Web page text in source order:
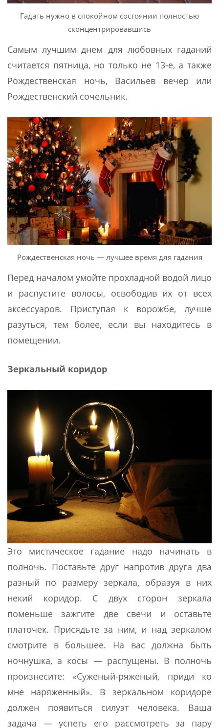
Гадать нужно в спокойном состоянии полностью
сконцентрировавшись
Самым лучшим днем для любовных гаданий
считается пятница, но только не 13-е, а также
Рождественская ночь, Васильев вечер или
Рождественский сочельник.
Рождественская ночь — лучшее время для гадания
Перед началом умойте прохладной водой лицо
и распустите волосы, освободив их от всех
аксессуаров. Приступая к ворожбе, лучше
разуться, тем более, если вы находитесь в
помещении.
Зеркальный коридор
Это мистическое гадание надо начинать в
полночь. Поставьте друг напротив друга два
разный по размеру зеркала, образуя в них
некий коридор. С двух сторон зеркала
поменьше зажгите две свечи и оставьте
платочек. Присядьте за ним, и над зеркалом
смотрите в большее. На вас должна быть
ночнушка, а косы — распущены. В полночь
произнесите: «Суженый-ряженый, приди ко
мне наряженный». В зеркальном коридоре
должен появиться силуэт человека. Ваша
задача — успеть его рассмотреть за пару